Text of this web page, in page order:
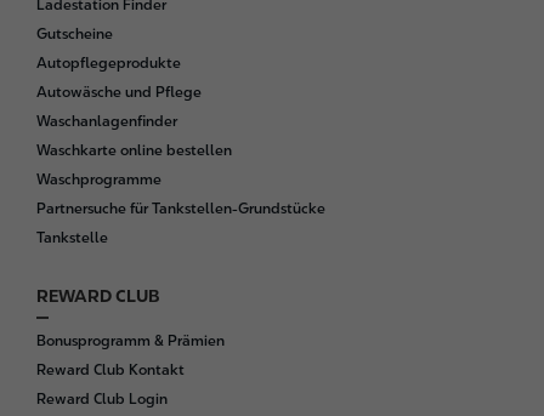
Ladestation Finder
Gutscheine
Autopflegeprodukte
Autowäsche und Pflege
Waschanlagenfinder
Waschkarte online bestellen
Waschprogramme
Partnersuche für Tankstellen-Grundstücke
Tankstelle
REWARD CLUB
Bonusprogramm & Prämien
Reward Club Kontakt
Reward Club Login